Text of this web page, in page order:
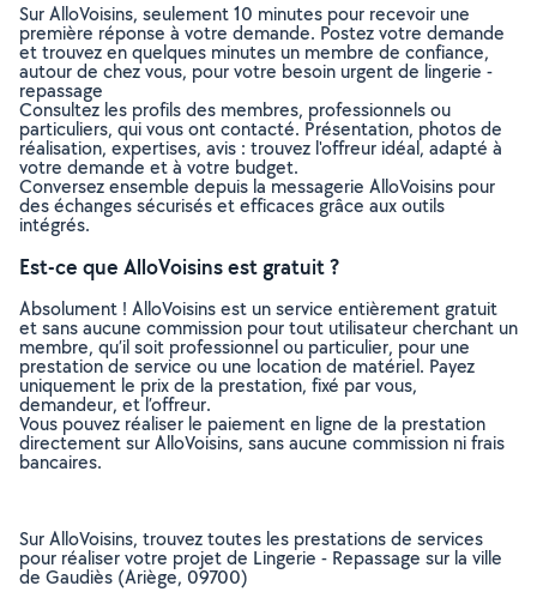
Sur AlloVoisins, seulement 10 minutes pour recevoir une
première réponse à votre demande. Postez votre demande
et trouvez en quelques minutes un membre de confiance,
autour de chez vous, pour votre besoin urgent de lingerie -
repassage
Consultez les profils des membres, professionnels ou
particuliers, qui vous ont contacté. Présentation, photos de
réalisation, expertises, avis : trouvez l'offreur idéal, adapté à
votre demande et à votre budget.
Conversez ensemble depuis la messagerie AlloVoisins pour
des échanges sécurisés et efficaces grâce aux outils
intégrés.
Est-ce que AlloVoisins est gratuit ?
Absolument ! AlloVoisins est un service entièrement gratuit
et sans aucune commission pour tout utilisateur cherchant un
membre, qu’il soit professionnel ou particulier, pour une
prestation de service ou une location de matériel. Payez
uniquement le prix de la prestation, fixé par vous,
demandeur, et l’offreur.
Vous pouvez réaliser le paiement en ligne de la prestation
directement sur AlloVoisins, sans aucune commission ni frais
bancaires.
Sur AlloVoisins, trouvez toutes les prestations de services
pour réaliser votre projet de Lingerie - Repassage sur la ville
de Gaudiès (Ariège, 09700)